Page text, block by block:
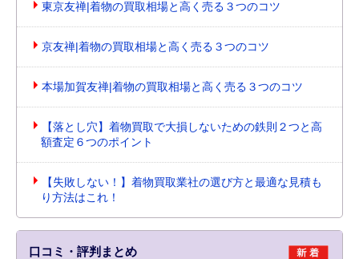
東京友禅|着物の買取相場と高く売る３つのコツ
京友禅|着物の買取相場と高く売る３つのコツ
本場加賀友禅|着物の買取相場と高く売る３つのコツ
【落とし穴】着物買取で大損しないための鉄則２つと高
額査定６つのポイント
【失敗しない！】着物買取業社の選び方と最適な見積も
り方法はこれ！
口コミ・評判まとめ